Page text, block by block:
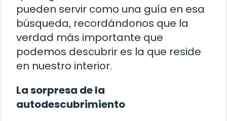
pueden servir como una guía en esa
búsqueda, recordándonos que la
verdad más importante que
podemos descubrir es la que reside
en nuestro interior.
La sorpresa de la
autodescubrimiento